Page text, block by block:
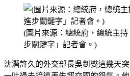
(圖片來源：總統府，總統主
步關鍵字」記者會。)
沈潛許久的外交部長吳釗燮這幾天